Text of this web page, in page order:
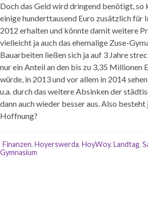
Doch das Geld wird dringend benötigt,
einige hunderttausend Euro zusätzlich für
2012 erhalten und könnte damit weitere
vielleicht ja auch das ehemalige Zuse-
Bauarbeiten ließen sich ja auf 3 Jahre
nur ein Anteil an den bis zu 3,35 Millionen
würde, in 2013 und vor allem in 2014
u.a. durch das weitere Absinken der
dann auch wieder besser aus. Also
Hoffnung?
Finanzen, Hoyerswerda, HoyWoy, Landtag,
Gymnasium